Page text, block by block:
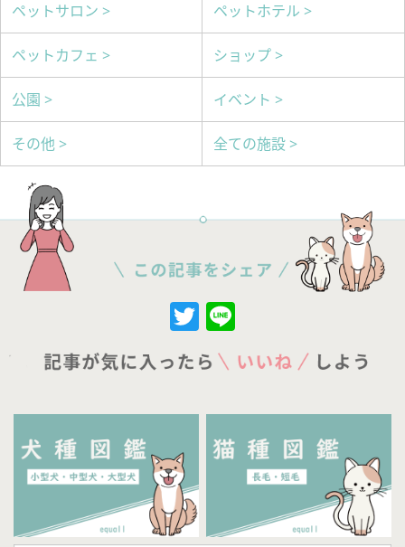
ペットサロン > ペットホテル >
ペットカフェ > ショップ >
公園 > イベント >
その他 > 全ての施設 >
Twitter